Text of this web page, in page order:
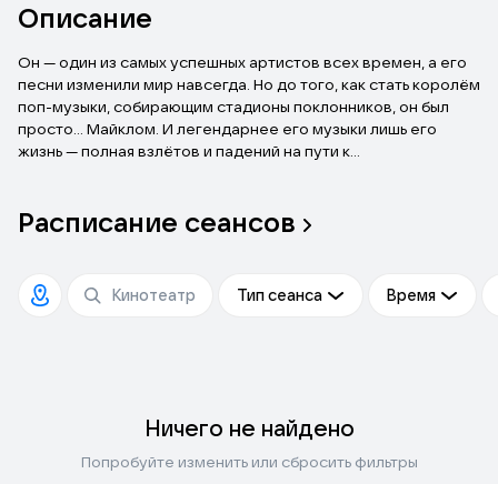
Описание
Он — один из самых успешных артистов всех времен, а его
песни изменили мир навсегда. Но до того, как стать королём
поп-музыки, собирающим стадионы поклонников, он был
просто… Майклом. И легендарнее его музыки лишь его
жизнь — полная взлётов и падений на пути к
Расписание сеансов
Тип сеанса Время
Ничего не найдено
Попробуйте изменить или сбросить фильтры